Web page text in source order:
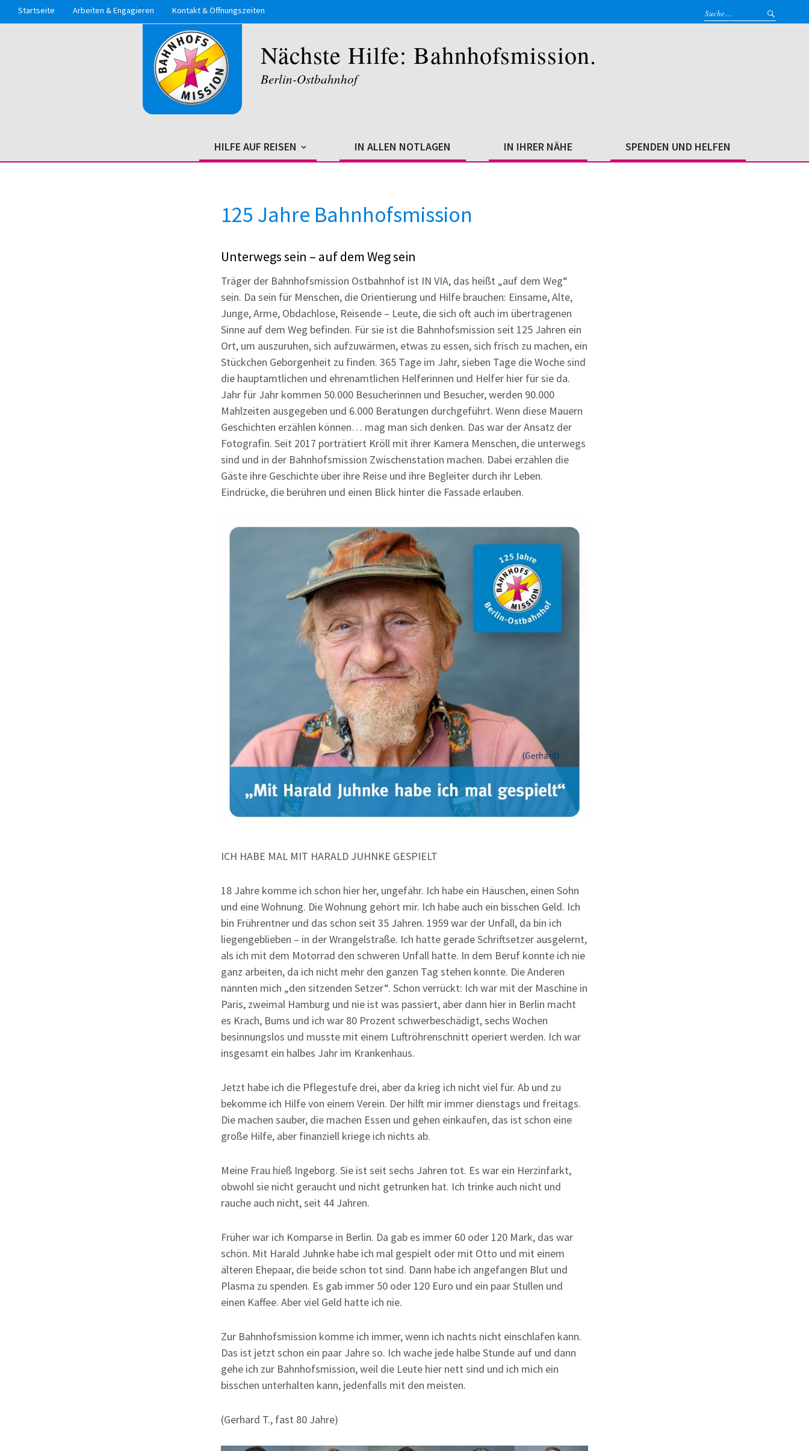
Startseite Arbeiten & Engagieren Kontakt & Öffnungszeiten
Nächste Hilfe: Bahnhofsmission.
Berlin-Ostbahnhof
HILFE AUF REISEN IN ALLEN NOTLAGEN IN IHRER NÄHE SPENDEN UND HELFEN
125 Jahre Bahnhofsmission
Unterwegs sein – auf dem Weg sein
Träger der Bahnhofsmission Ostbahnhof ist IN VIA, das heißt „auf dem Weg“
sein. Da sein für Menschen, die Orientierung und Hilfe brauchen: Einsame, Alte,
Junge, Arme, Obdachlose, Reisende – Leute, die sich oft auch im übertragenen
Sinne auf dem Weg befinden. Für sie ist die Bahnhofsmission seit 125 Jahren ein
Ort, um auszuruhen, sich aufzuwärmen, etwas zu essen, sich frisch zu machen, ein
Stückchen Geborgenheit zu finden. 365 Tage im Jahr, sieben Tage die Woche sind
die hauptamtlichen und ehrenamtlichen Helferinnen und Helfer hier für sie da.
Jahr für Jahr kommen 50.000 Besucherinnen und Besucher, werden 90.000
Mahlzeiten ausgegeben und 6.000 Beratungen durchgeführt. Wenn diese Mauern
Geschichten erzählen können… mag man sich denken. Das war der Ansatz der
Fotografin. Seit 2017 porträtiert Kröll mit ihrer Kamera Menschen, die unterwegs
sind und in der Bahnhofsmission Zwischenstation machen. Dabei erzählen die
Gäste ihre Geschichte über ihre Reise und ihre Begleiter durch ihr Leben.
Eindrücke, die berühren und einen Blick hinter die Fassade erlauben.
ICH HABE MAL MIT HARALD JUHNKE GESPIELT
18 Jahre komme ich schon hier her, ungefähr. Ich habe ein Häuschen, einen Sohn
und eine Wohnung. Die Wohnung gehört mir. Ich habe auch ein bisschen Geld. Ich
bin Frührentner und das schon seit 35 Jahren. 1959 war der Unfall, da bin ich
liegengeblieben – in der Wrangelstraße. Ich hatte gerade Schriftsetzer ausgelernt,
als ich mit dem Motorrad den schweren Unfall hatte. In dem Beruf konnte ich nie
ganz arbeiten, da ich nicht mehr den ganzen Tag stehen konnte. Die Anderen
nannten mich „den sitzenden Setzer“. Schon verrückt: Ich war mit der Maschine in
Paris, zweimal Hamburg und nie ist was passiert, aber dann hier in Berlin macht
es Krach, Bums und ich war 80 Prozent schwerbeschädigt, sechs Wochen
besinnungslos und musste mit einem Luftröhrenschnitt operiert werden. Ich war
insgesamt ein halbes Jahr im Krankenhaus.
Jetzt habe ich die Pflegestufe drei, aber da krieg ich nicht viel für. Ab und zu
bekomme ich Hilfe von einem Verein. Der hilft mir immer dienstags und freitags.
Die machen sauber, die machen Essen und gehen einkaufen, das ist schon eine
große Hilfe, aber finanziell kriege ich nichts ab.
Meine Frau hieß Ingeborg. Sie ist seit sechs Jahren tot. Es war ein Herzinfarkt,
obwohl sie nicht geraucht und nicht getrunken hat. Ich trinke auch nicht und
rauche auch nicht, seit 44 Jahren.
Früher war ich Komparse in Berlin. Da gab es immer 60 oder 120 Mark, das war
schön. Mit Harald Juhnke habe ich mal gespielt oder mit Otto und mit einem
älteren Ehepaar, die beide schon tot sind. Dann habe ich angefangen Blut und
Plasma zu spenden. Es gab immer 50 oder 120 Euro und ein paar Stullen und
einen Kaffee. Aber viel Geld hatte ich nie.
Zur Bahnhofsmission komme ich immer, wenn ich nachts nicht einschlafen kann.
Das ist jetzt schon ein paar Jahre so. Ich wache jede halbe Stunde auf und dann
gehe ich zur Bahnhofsmission, weil die Leute hier nett sind und ich mich ein
bisschen unterhalten kann, jedenfalls mit den meisten.
(Gerhard T., fast 80 Jahre)